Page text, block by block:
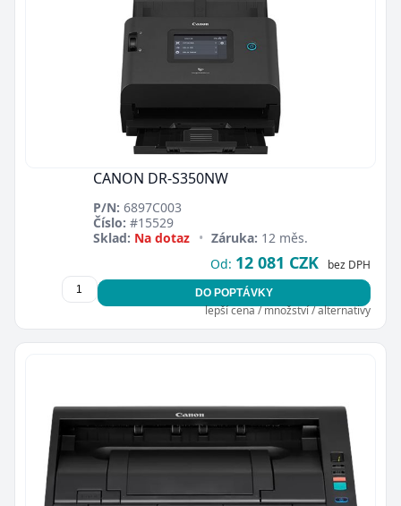
CANON DR-S350NW
P/N: 6897C003
Číslo: #15529
Sklad: Na dotaz • Záruka: 12 měs.
Od: 12 081 CZK bez DPH
DO POPTÁVKY
lepší cena / množství / alternativy